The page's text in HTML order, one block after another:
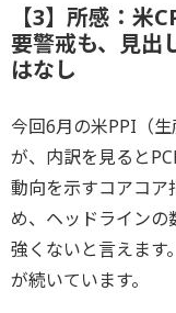
【3】所感：米
要警戒も、見出
はなし
今回6月の米PPI（
が、内訳を見ると
動向を示すコアコア
め、ヘッドライン
強くないと言えます
が続いています。